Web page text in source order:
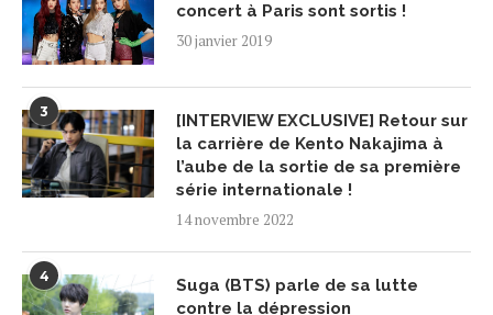
concert à Paris sont sortis !
30 janvier 2019
3
[INTERVIEW EXCLUSIVE] Retour sur
la carrière de Kento Nakajima à
l’aube de la sortie de sa première
série internationale !
14 novembre 2022
4
Suga (BTS) parle de sa lutte
contre la dépression